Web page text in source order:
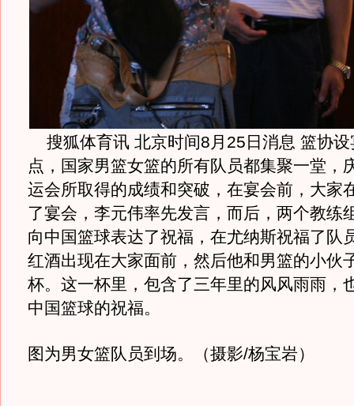
搜狐体育讯 北京时间8月25日消息 篮协设
点，国家男篮女篮的所有队员都集聚一堂，
运会所取得的成绩和突破，在宴会前，大家
了宴会，李元伟率先发言，而后，两个教练
向中国篮球表达了祝福，在尤纳斯祝福了队
红酒出现在大家面前，然后他和男篮的小伙
杯。这一杯里，包含了三年里的风风雨雨，
中国篮球的祝福。
图为男女篮队员到场。（摄影/杨宝岩）